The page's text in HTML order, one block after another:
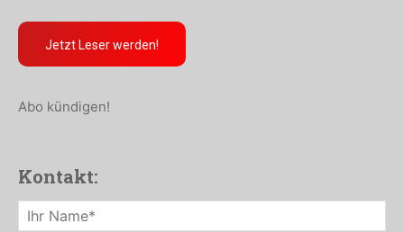
Jetzt Leser werden!
Abo kündigen!
Kontakt: